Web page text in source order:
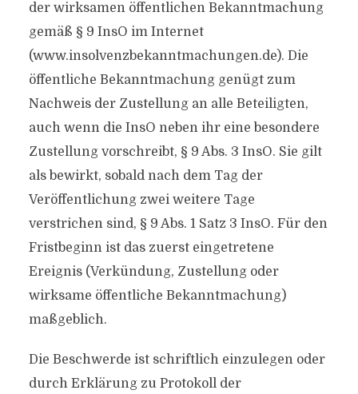
der wirksamen öffentlichen Bekanntmachung
gemäß § 9 InsO im Internet
(www.insolvenzbekanntmachungen.de). Die
öffentliche Bekanntmachung genügt zum
Nachweis der Zustellung an alle Beteiligten,
auch wenn die InsO neben ihr eine besondere
Zustellung vorschreibt, § 9 Abs. 3 InsO. Sie gilt
als bewirkt, sobald nach dem Tag der
Veröffentlichung zwei weitere Tage
verstrichen sind, § 9 Abs. 1 Satz 3 InsO. Für den
Fristbeginn ist das zuerst eingetretene
Ereignis (Verkündung, Zustellung oder
wirksame öffentliche Bekanntmachung)
maßgeblich.
Die Beschwerde ist schriftlich einzulegen oder
durch Erklärung zu Protokoll der